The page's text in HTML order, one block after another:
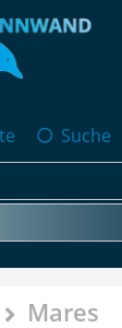
Suche
Mares